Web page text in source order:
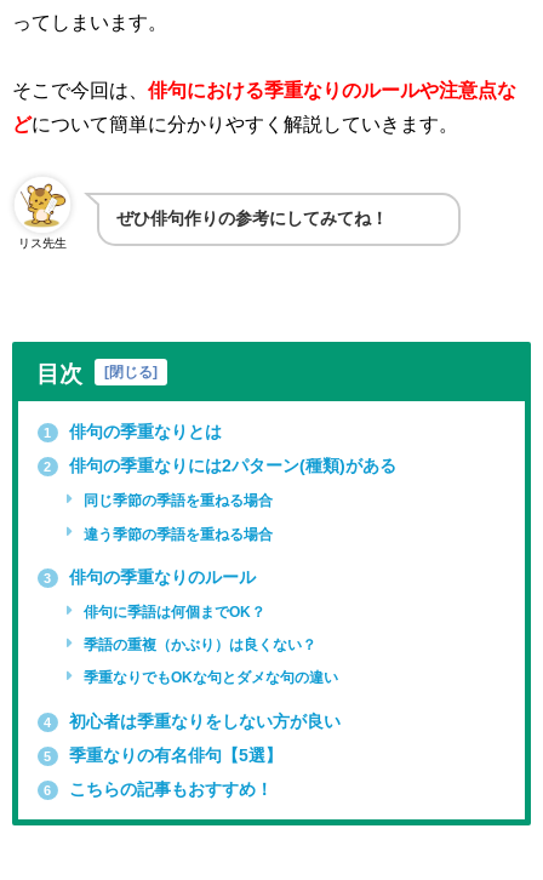
ってしまいます。
そこで今回は、 俳句における季重なりのルールや注意点な
どについて簡単に分かりやすく解説していきます。
リス先生
ぜひ俳句作りの参考にしてみてね！
目次 [閉じる]
1 俳句の季重なりとは
2 俳句の季重なりには2パターン(種類)がある
同じ季節の季語を重ねる場合
違う季節の季語を重ねる場合
3 俳句の季重なりのルール
俳句に季語は何個までOK？
季語の重複（かぶり）は良くない？
季重なりでもOKな句とダメな句の違い
4 初心者は季重なりをしない方が良い
5 季重なりの有名俳句【5選】
6 こちらの記事もおすすめ！